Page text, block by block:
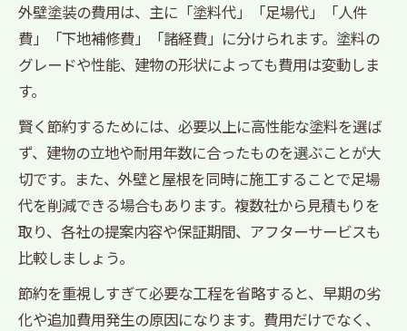
外壁塗装の費用は、主に「塗料代」「足場代」「人件
費」「下地補修費」「諸経費」に分けられます。塗料の
グレードや性能、建物の形状によっても費用は変動しま
す。
賢く節約するためには、必要以上に高性能な塗料を選ば
ず、建物の立地や耐用年数に合ったものを選ぶことが大
切です。また、外壁と屋根を同時に施工することで足場
代を削減できる場合もあります。複数社から見積もりを
取り、各社の提案内容や保証期間、アフターサービスも
比較しましょう。
節約を重視しすぎて必要な工程を省略すると、早期の劣
化や追加費用発生の原因になります。費用だけでなく、